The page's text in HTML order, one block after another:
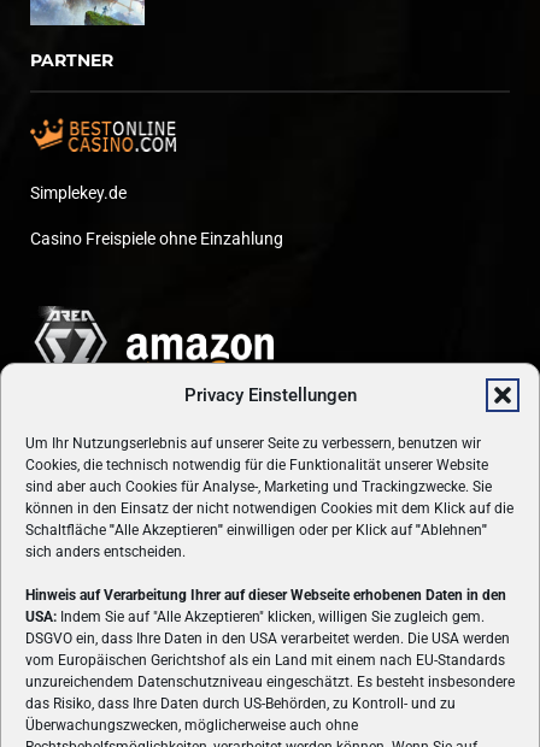
Privacy Einstellungen
Um Ihr Nutzungserlebnis auf unserer Seite zu verbessern, benutzen wir
Cookies, die technisch notwendig für die Funktionalität unserer Website
sind aber auch Cookies für Analyse-, Marketing und Trackingzwecke. Sie
können in den Einsatz der nicht notwendigen Cookies mit dem Klick auf die
Schaltfläche "Alle Akzeptieren" einwilligen oder per Klick auf"Ablehnen"
sich anders entscheiden.
Hinweis auf Verarbeitung Ihrer auf dieser Webseite erhobenen Daten in den
USA: Indem Sie auf "Alle Akzeptieren" klicken, willigen Sie zugleich gem.
DSGVO ein, dass Ihre Daten in den USA verarbeitet werden. Die USA werden
vom Europäischen Gerichtshof als ein Land mit einem nach EU-Standards
unzureichendem Datenschutzniveau eingeschätzt. Es besteht insbesondere
das Risiko, dass Ihre Daten durch US-Behörden, zu Kontroll- und zu
Überwachungszwecken, möglicherweise auch ohne
PARTNER
Simplekey.de
Casino Freispiele ohne Einzahlung
ÜBER UNS
VON GAMERN, FÜR GAMER! Gamers.at ist das älteste Online-
Spielemagazin Österreichs und bringt täglich aktuelle News,
Reviews und Videos zu PC- und Konsolenspielen, Gaming-